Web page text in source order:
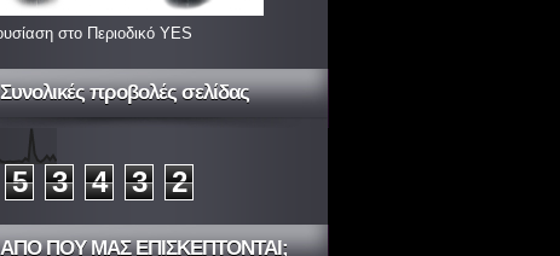
στο Περιοδικό YES
Συνολικές προβολές σελίδας
5 3 4 3 2
ΑΠΟ ΠΟΥ ΜΑΣ ΕΠΙΣΚΕΠΤΟΝΤΑΙ;